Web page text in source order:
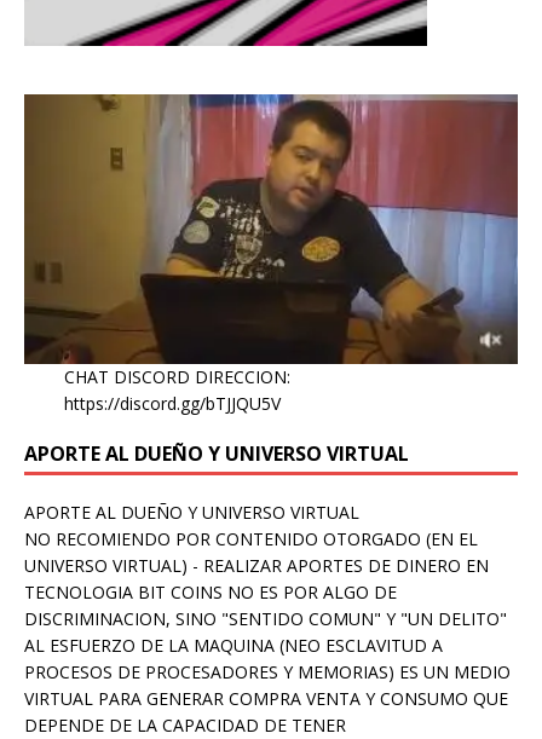
CHAT DISCORD DIRECCION:
https://discord.gg/bTJJQU5V
APORTE AL DUEÑO Y UNIVERSO VIRTUAL
APORTE AL DUEÑO Y UNIVERSO VIRTUAL
NO RECOMIENDO POR CONTENIDO OTORGADO (EN EL
UNIVERSO VIRTUAL) - REALIZAR APORTES DE DINERO EN
TECNOLOGIA BIT COINS NO ES POR ALGO DE
DISCRIMINACION, SINO "SENTIDO COMUN" Y "UN DELITO"
AL ESFUERZO DE LA MAQUINA (NEO ESCLAVITUD A
PROCESOS DE PROCESADORES Y MEMORIAS) ES UN MEDIO
VIRTUAL PARA GENERAR COMPRA VENTA Y CONSUMO QUE
DEPENDE DE LA CAPACIDAD DE TENER